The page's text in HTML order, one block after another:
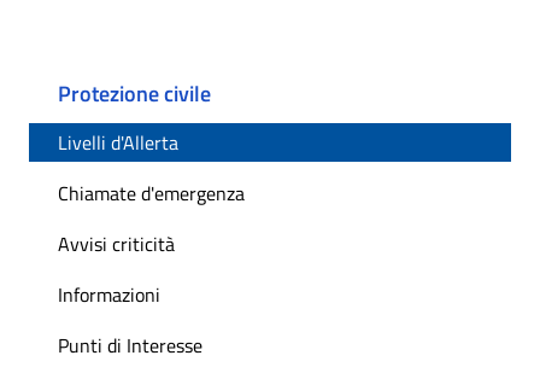
Protezione civile
Livelli d'Allerta
Chiamate d'emergenza
Avvisi criticità
Informazioni
Punti di Interesse